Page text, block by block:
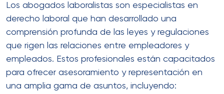
Los abogados laboralistas son especialistas en
derecho laboral que han desarrollado una
comprensión profunda de las leyes y regulaciones
que rigen las relaciones entre empleadores y
empleados. Estos profesionales están capacitados
para ofrecer asesoramiento y representación en
una amplia gama de asuntos, incluyendo: